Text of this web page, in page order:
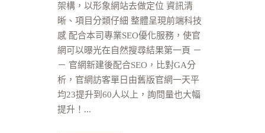
架構，以形象網站去做定位 資訊清
晰、項目分類仔細 整體呈現前端科技
感 配合本司專業SEO優化服務，使官
網可以曝光在自然搜尋結果第一頁 －
－ 官網新建後配合SEO，比對GA分
析，官網訪客單日由舊版官網一天平
均23提升到60人以上，詢問量也大幅
提升！...